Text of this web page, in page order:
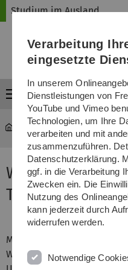
Studium im Ausland
Menü
mawi-ausland
Taiwan
Mein Auslandsaufenthalt im
Wirtschaftswissenschaften
Verarbeitung
eingesetzte
In unserem
Dienstleistungen von
YouTube und Vimeo
Technologien, um Ihre
verarbeiten und mit
zusammenzuführen.
Datenschutzerklärung.
ggf. in die Verarbeitung
Zwecken ein. Die
Nutzung des
kann jederzeit durch
widerrufen werden.
Notwendige